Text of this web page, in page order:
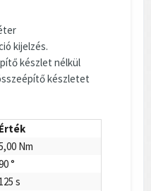
kijelzés.
készlet nélkül
készletet
Érték
Nm
°
125 s